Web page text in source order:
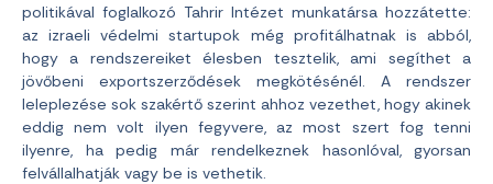
politikával foglalkozó Tahrir Intézet munkatársa hozzátette:
az izraeli védelmi startupok még profitálhatnak is abból,
hogy a rendszereiket élesben tesztelik, ami segíthet a
jövőbeni exportszerződések megkötésénél. A rendszer
leleplezése sok szakértő szerint ahhoz vezethet, hogy akinek
eddig nem volt ilyen fegyvere, az most szert fog tenni
ilyenre, ha pedig már rendelkeznek hasonlóval, gyorsan
felvállalhatják vagy be is vethetik.